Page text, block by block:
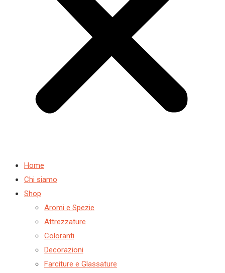
Home
Chi siamo
Shop
Aromi e Spezie
Attrezzature
Coloranti
Decorazioni
Farciture e Glassature